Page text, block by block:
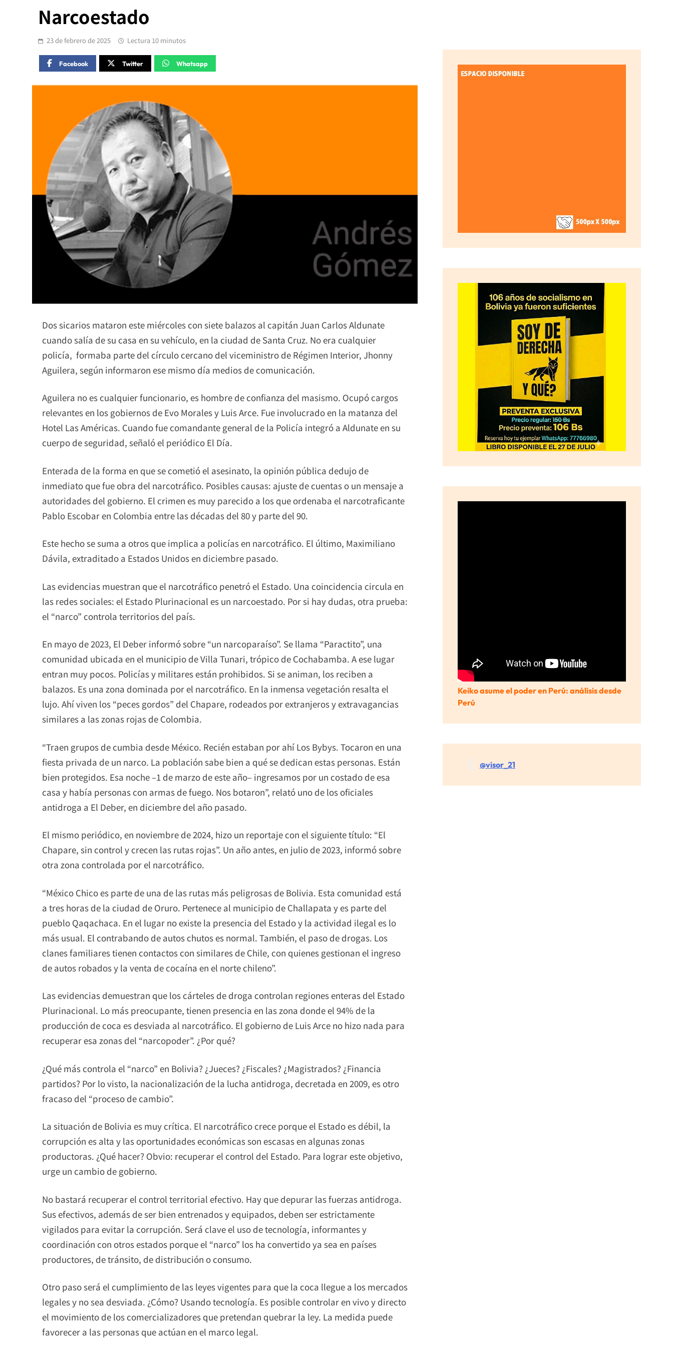
Narcoestado
23 de febrero de 2025 Lectura 10 minutos
Facebook Twitter Whatsapp
Dos sicarios mataron este miércoles con siete balazos al capitán Juan Carlos Aldunate
cuando salía de su casa en su vehículo, en la ciudad de Santa Cruz. No era cualquier
policía, formaba parte del círculo cercano del viceministro de Régimen Interior, Jhonny
Aguilera, según informaron ese mismo día medios de comunicación.
Aguilera no es cualquier funcionario, es hombre de confianza del masismo. Ocupó cargos
relevantes en los gobiernos de Evo Morales y Luis Arce. Fue involucrado en la matanza del
Hotel Las Américas. Cuando fue comandante general de la Policía integró a Aldunate en su
cuerpo de seguridad, señaló el periódico El Día.
Enterada de la forma en que se cometió el asesinato, la opinión pública dedujo de
inmediato que fue obra del narcotráfico. Posibles causas: ajuste de cuentas o un mensaje a
autoridades del gobierno. El crimen es muy parecido a los que ordenaba el narcotraficante
Pablo Escobar en Colombia entre las décadas del 80 y parte del 90.
Este hecho se suma a otros que implica a policías en narcotráfico. El último, Maximiliano
Dávila, extraditado a Estados Unidos en diciembre pasado.
Las evidencias muestran que el narcotráfico penetró el Estado. Una coincidencia circula en
las redes sociales: el Estado Plurinacional es un narcoestado. Por si hay dudas, otra prueba:
el “narco” controla territorios del país.
En mayo de 2023, El Deber informó sobre “un narcoparaíso”. Se llama “Paractito”, una
comunidad ubicada en el municipio de Villa Tunari, trópico de Cochabamba. A ese lugar
entran muy pocos. Policías y militares están prohibidos. Si se animan, los reciben a
balazos. Es una zona dominada por el narcotráfico. En la inmensa vegetación resalta el
lujo. Ahí viven los “peces gordos” del Chapare, rodeados por extranjeros y extravagancias
similares a las zonas rojas de Colombia.
“Traen grupos de cumbia desde México. Recién estaban por ahí Los Bybys. Tocaron en una
fiesta privada de un narco. La población sabe bien a qué se dedican estas personas. Están
bien protegidos. Esa noche –1 de marzo de este año– ingresamos por un costado de esa
casa y había personas con armas de fuego. Nos botaron”, relató uno de los oficiales
antidroga a El Deber, en diciembre del año pasado.
El mismo periódico, en noviembre de 2024, hizo un reportaje con el siguiente título: “El
Chapare, sin control y crecen las rutas rojas”. Un año antes, en julio de 2023, informó sobre
otra zona controlada por el narcotráfico.
“México Chico es parte de una de las rutas más peligrosas de Bolivia. Esta comunidad está
a tres horas de la ciudad de Oruro. Pertenece al municipio de Challapata y es parte del
pueblo Qaqachaca. En el lugar no existe la presencia del Estado y la actividad ilegal es lo
más usual. El contrabando de autos chutos es normal. También, el paso de drogas. Los
clanes familiares tienen contactos con similares de Chile, con quienes gestionan el ingreso
de autos robados y la venta de cocaína en el norte chileno”.
Las evidencias demuestran que los cárteles de droga controlan regiones enteras del Estado
Plurinacional. Lo más preocupante, tienen presencia en las zona donde el 94% de la
producción de coca es desviada al narcotráfico. El gobierno de Luis Arce no hizo nada para
recuperar esa zonas del “narcopoder”. ¿Por qué?
¿Qué más controla el “narco” en Bolivia? ¿Jueces? ¿Fiscales? ¿Magistrados? ¿Financia
partidos? Por lo visto, la nacionalización de la lucha antidroga, decretada en 2009, es otro
fracaso del “proceso de cambio”.
La situación de Bolivia es muy crítica. El narcotráfico crece porque el Estado es débil, la
corrupción es alta y las oportunidades económicas son escasas en algunas zonas
productoras. ¿Qué hacer? Obvio: recuperar el control del Estado. Para lograr este objetivo,
urge un cambio de gobierno.
No bastará recuperar el control territorial efectivo. Hay que depurar las fuerzas antidroga.
Sus efectivos, además de ser bien entrenados y equipados, deben ser estrictamente
vigilados para evitar la corrupción. Será clave el uso de tecnología, informantes y
coordinación con otros estados porque el “narco” los ha convertido ya sea en países
productores, de tránsito, de distribución o consumo.
Otro paso será el cumplimiento de las leyes vigentes para que la coca llegue a los mercados
legales y no sea desviada. ¿Cómo? Usando tecnología. Es posible controlar en vivo y directo
el movimiento de los comercializadores que pretendan quebrar la ley. La medida puede
favorecer a las personas que actúan en el marco legal.
Keiko asume el poder en Perú: análisis desde
Perú
@visor_21